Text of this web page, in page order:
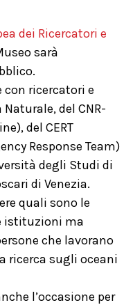
dei Ricercatori e
sarà
ricercatori e
del CNR-
del CERT
Response Team)
degli Studi di
di Venezia.
quali sono le
istituzioni ma
che lavorano
ricerca sugli oceani
l’occasione per